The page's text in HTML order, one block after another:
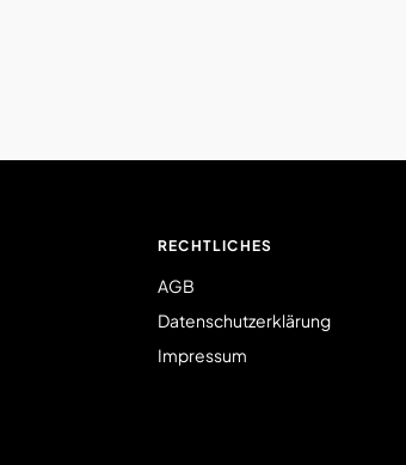
RECHTLICHES
AGB
Datenschutzerklärung
Impressum